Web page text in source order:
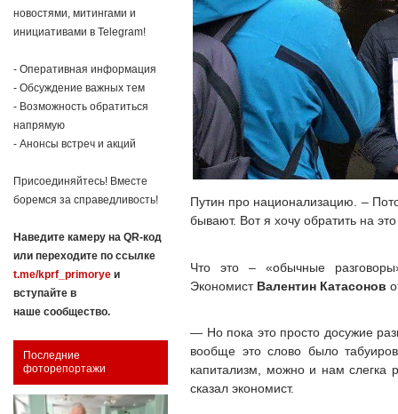
новостями, митингами и
инициативами в Telegram!
- Оперативная информация
- Обсуждение важных тем
- Возможность обратиться
напрямую
- Анонсы встреч и акций
Присоединяйтесь! Вместе
боремся за справедливость!
Наведите камеру на QR-код
или переходите по ссылке
t.me/kprf_primorye и
вступайте в
наше сообщество.
Последние
фоторепортажи
Путин про национализацию. –
бывают. Вот я хочу обратить на
Что это – «обычные
Экономист Валентин Катасонов
— Но пока это просто досужие
вообще это слово было
капитализм, можно и нам слегка
сказал экономист.